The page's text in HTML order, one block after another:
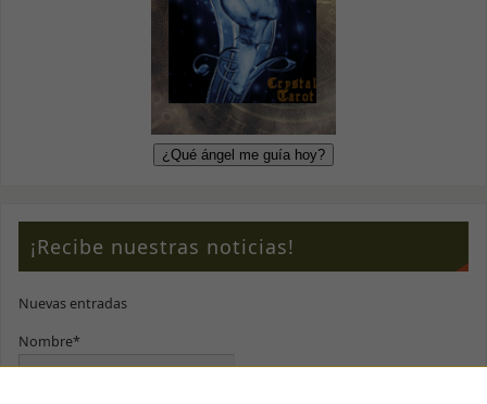
¡Recibe nuestras noticias!
Nuevas entradas
Nombre*
mientras visitas
nuestro sitio,
aumentas la
posibilidad de
ver contenido y
ofertas
personalizados.